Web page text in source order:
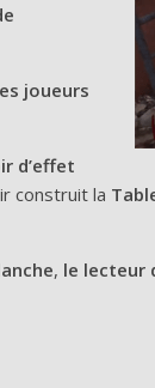
joueurs
d’effet
construit la
, le lecteur